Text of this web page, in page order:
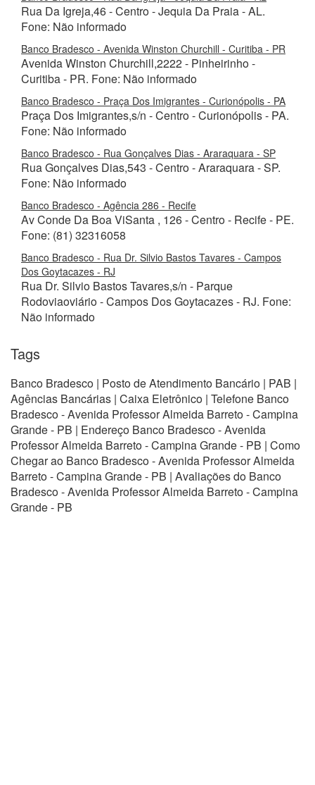
Rua Da Igreja,46 - Centro - Jequia Da Praia - AL.
Fone: Não informado
Banco Bradesco - Avenida Winston Churchill - Curitiba - PR
Avenida Winston Churchill,2222 - Pinheirinho -
Curitiba - PR. Fone: Não informado
Banco Bradesco - Praça Dos Imigrantes - Curionópolis - PA
Praça Dos Imigrantes,s/n - Centro - Curionópolis - PA.
Fone: Não informado
Banco Bradesco - Rua Gonçalves Dias - Araraquara - SP
Rua Gonçalves Dias,543 - Centro - Araraquara - SP.
Fone: Não informado
Banco Bradesco - Agência 286 - Recife
Av Conde Da Boa ViSanta , 126 - Centro - Recife - PE.
Fone: (81) 32316058
Banco Bradesco - Rua Dr. Silvio Bastos Tavares - Campos
Dos Goytacazes - RJ
Rua Dr. Silvio Bastos Tavares,s/n - Parque
Rodoviaoviário - Campos Dos Goytacazes - RJ. Fone:
Não informado
Tags
Banco Bradesco | Posto de Atendimento Bancário | PAB |
Agências Bancárias | Caixa Eletrônico | Telefone Banco
Bradesco - Avenida Professor Almeida Barreto - Campina
Grande - PB | Endereço Banco Bradesco - Avenida
Professor Almeida Barreto - Campina Grande - PB | Como
Chegar ao Banco Bradesco - Avenida Professor Almeida
Barreto - Campina Grande - PB | Avaliações do Banco
Bradesco - Avenida Professor Almeida Barreto - Campina
Grande - PB